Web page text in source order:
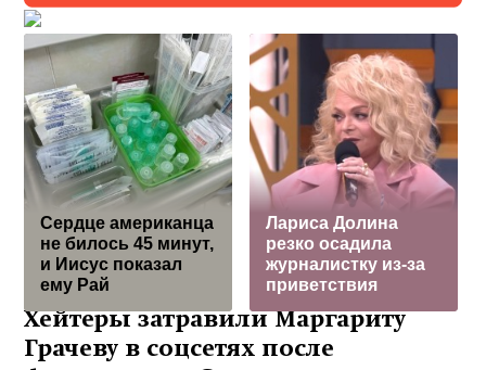
Сердце американца
не билось 45 минут,
и Иисус показал
ему Рай
Лариса Долина
резко осадила
журналистку из-за
приветствия
Хейтеры затравили Маргариту
Грачеву в соцсетях после